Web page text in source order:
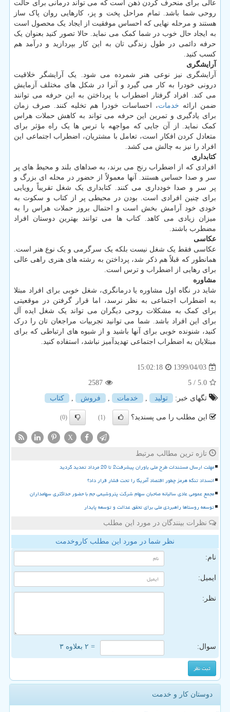
عالی برای منحرف کردن ذهن است که می تواند درمانی برای حالت
روحی شما باشد. تمام مراحل پخت و پز، کارهایی روان پاک ساز
هستند و مرحله نهایی که احساس موفقیت از ایجاد یک محصول است
به ایجاد حال خوب در شما کمک می نماید. حالا تصور کنید بعنوان یک
حرفه دائمی در طول زندگی تان به این کار بپردازید و درآمد هم
کسب کنید.
آرایشگری
آرایشگری نیز نوعی هنر شمرده می شود. یک آرایشگر خلاقیت
درونی خودرا به کار می گیرد و آنرا در شکل های مختلف آزمایش
می کند. افراد گرفتار اضطراب با پرداختن به این حرفه می توانند
ضمن ارائه خدمات، احساسات خودرا هم تخلیه کنند. صرف زمان
برای یادگیری و تمرین این حرفه می تواند به کاهش حملات هراس
کمک نماید. از آن جایی که مواجهه با ترس ها یک راه مؤثر برای
متعادل کردن افکار است، تعامل با مشتریان، اضطراب اجتماعی این
افراد را نیز به چالش می کشد.
کتابداری
افرادی که از اضطراب رنج می برند، به صداهای بلند و محیط های پر
سر و صدا حساس هستند. آنها معمولاً از حضور در محله ای بزرگ و
پر سر و صدا خودداری می کنند. کتابداری یک شغل تقریباً رویایی
برای چنین افرادی است. بودن در محیطی پر از کتاب و سکوت به
خودی خود آرامش بخش است و احتمال بروز حملات هراس را به
میزان زیادی می کاهد. کتاب ها می توانند بهترین دوستان افراد
مضطرب باشند.
عکاسی
عکاسی فقط یک شغل نیست بلکه یک سرگرمی و یک نوع هنر است.
همانطور که قبلاً هم ذکر شد، پرداختن به رشته های هنری راهی عالی
برای رهایی از اضطراب و ترس است.
مشاوره
شاید در نگاه اول مشاوره یا درمانگری، شغل خوبی برای افراد مبتلا
به اضطراب اجتماعی به نظر نرسد، اما قرار گرفتن در موقعیتی
برای کمک به مشکلات روحی دیگران می تواند یک شغل ایده آل
برای این افراد باشد. شما می توانید تجربیات مراجعان تان را درک
کنید، شنونده خوبی برای آنها باشید و از شیوه های ارتباطی که برای
مبتلایان به اضطراب اجتماعی تهدیدآمیز نباشد، استفاده کنید.
1399/04/03
15:02:18
5.0
/ 5
2587
تگهای خبر:
تولید , خدمات , فروش , كتاب
این مطلب را می پسندید؟ (1)
(0)
X
تازه ترین مطالب مرتبط
مهلت ارسال مستندات طرح ملی یاوران پیشرفت2 تا 20 مرداد تمدید گردید
انسداد تنگه هرمز چطور اقتصاد آمریکا را تحت فشار قرار داد؟
مجمع عمومی عادی سالیانه صاحبان سهام شرکت پتروشیمی جم با حضور حداکثری سهامداران
توسعه روستاها راهبردی ملی برای تحقق عدالت و توسعه پایدار
نظرات بینندگان در مورد این مطلب
نظر شما در مورد این مطلب کاروخدمت
نام:
ایمیل:
نظر:
سوال: = ۲ بعلاوه ۳
دوستان کار و خدمت